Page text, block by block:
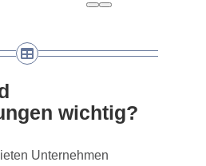
wichtig?
Unternehmen